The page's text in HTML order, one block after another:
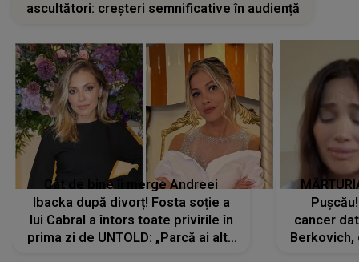
ascultători: creșteri semnificative în audiență
Cât de bine îi merge Andreei
Ibacka după divorț! Fosta soție a
lui Cabral a întors toate privirile în
prima zi de UNTOLD: „Parcă ai altă
cancer